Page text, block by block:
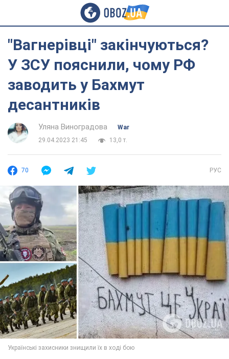
"Вагнерівці" закінчуються?
У ЗСУ пояснили, чому РФ
заводить у Бахмут
десантників
Уляна Виноградова
War
29.04.2023 21:45
13,0 т.
70 РУС